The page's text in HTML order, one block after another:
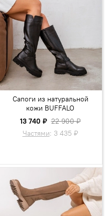
Сапоги из натуральной
кожи BUFFALO
13 740 ₽ 22 900 ₽
Частями: 3 435 ₽